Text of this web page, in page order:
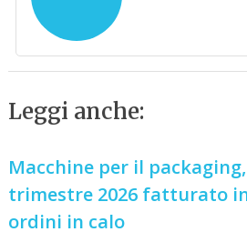
Leggi anche:
Macchine per il
trimestre 2026 fatturato
ordini in calo